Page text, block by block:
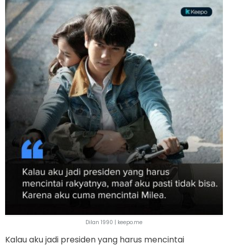
Dilan 1990 | keepo.me
Kalau aku jadi presiden yang harus mencintai